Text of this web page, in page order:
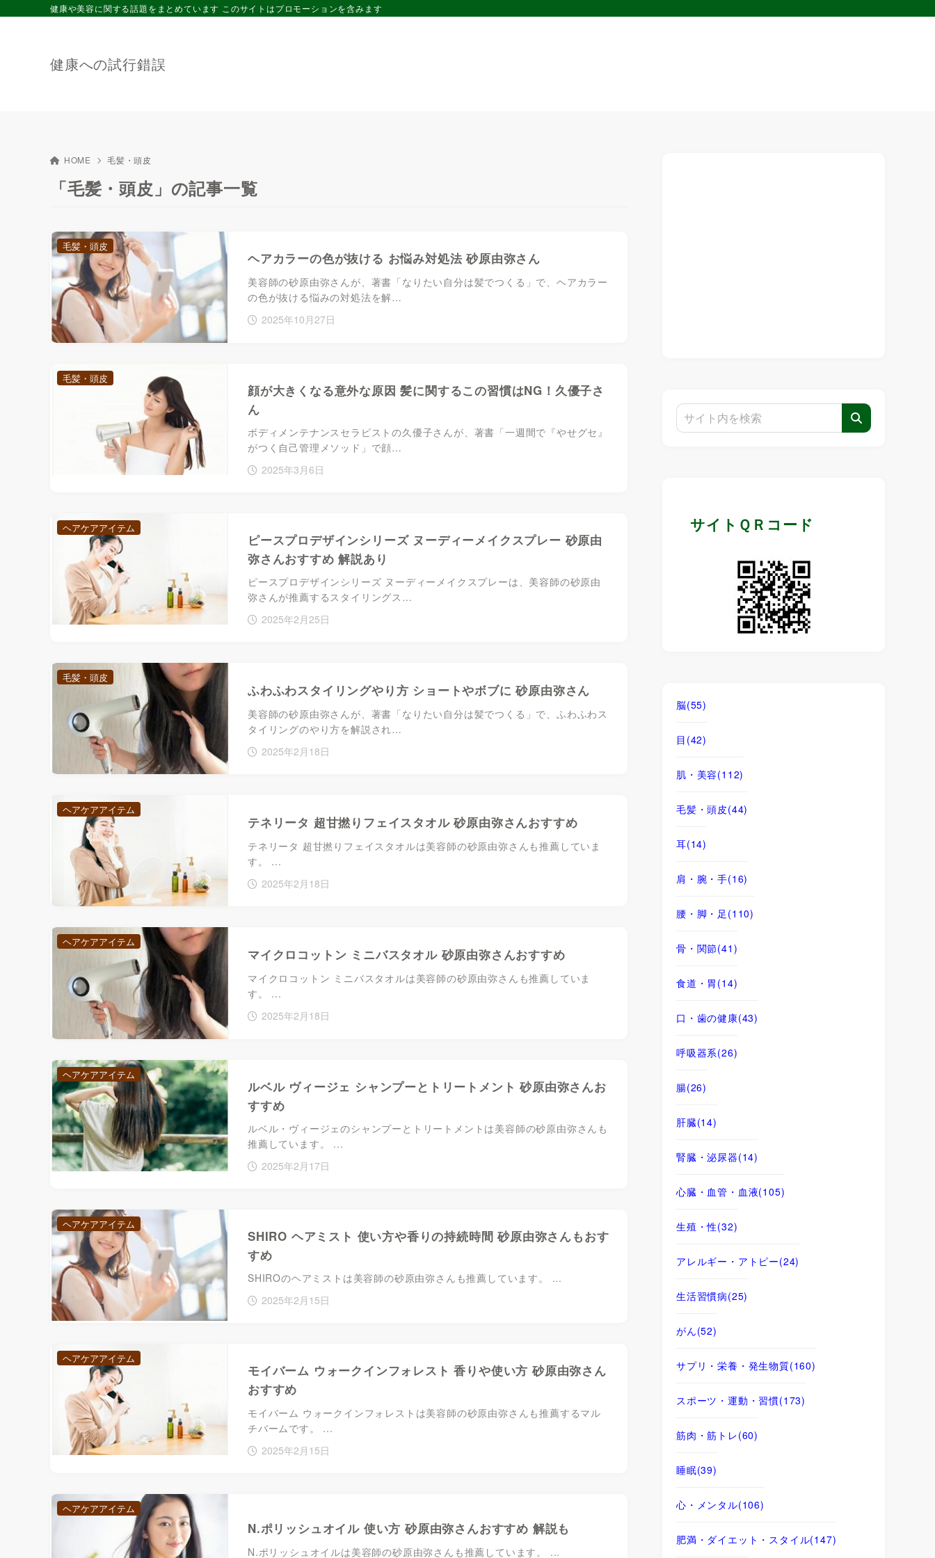
健康への試行錯誤
健康や美容に関する話題をまとめています このサイトはプロモーションを含みます
HOME 毛髪・頭皮
「毛髪・頭皮」の記事一覧
ヘアカラーの色が抜ける お悩み対処法 砂原由弥さん
美容師の砂原由弥さんが、著書「なりたい自分は髪でつくる」で、ヘアカラー
の色が抜ける悩みの対処法を解…
2025年10月27日
毛髪・頭皮
顔が大きくなる意外な原因 髪に関するこの習慣はNG！久優子さ
ん
ボディメンテナンスセラピストの久優子さんが、著書「一週間で『やせグセ』
がつく自己管理メソッド」で顔…
2025年3月6日
毛髪・頭皮
ピースプロデザインシリーズ ヌーディーメイクスプレー 砂原由
弥さんおすすめ 解説あり
ピースプロデザインシリーズ ヌーディーメイクスプレーは、美容師の砂原由
弥さんが推薦するスタイリングス…
2025年2月25日
ヘアケアアイテム
ふわふわスタイリングやり方 ショートやボブに 砂原由弥さん
美容師の砂原由弥さんが、著書「なりたい自分は髪でつくる」で、ふわふわス
タイリングのやり方を解説され…
2025年2月18日
毛髪・頭皮
テネリータ 超甘撚りフェイスタオル 砂原由弥さんおすすめ
テネリータ 超甘撚りフェイスタオルは美容師の砂原由弥さんも推薦していま
す。 ...
2025年2月18日
ヘアケアアイテム
マイクロコットン ミニバスタオル 砂原由弥さんおすすめ
マイクロコットン ミニバスタオルは美容師の砂原由弥さんも推薦していま
す。 ...
2025年2月18日
ヘアケアアイテム
ルベル ヴィージェ シャンプーとトリートメント 砂原由弥さんお
すすめ
ルベル・ヴィージェのシャンプーとトリートメントは美容師の砂原由弥さんも
推薦しています。 ...
2025年2月17日
ヘアケアアイテム
SHIRO ヘアミスト 使い方や香りの持続時間 砂原由弥さんもおす
すめ
SHIROのヘアミストは美容師の砂原由弥さんも推薦しています。 ...
2025年2月15日
ヘアケアアイテム
モイバーム ウォークインフォレスト 香りや使い方 砂原由弥さん
おすすめ
モイバーム ウォークインフォレストは美容師の砂原由弥さんも推薦するマル
チバームです。 ...
2025年2月15日
ヘアケアアイテム
N.ポリッシュオイル 使い方 砂原由弥さんおすすめ 解説も
N.ポリッシュオイルは美容師の砂原由弥さんも推薦しています。 ...
ヘアケアアイテム
サイトＱＲコード
脳(55)
目 (42)
肌・美容(112)
毛髪・頭皮(44)
耳(14)
肩・腕・手(16)
腰・脚・足 (110)
骨・関節(41)
食道・胃 (14)
口・歯の健康(43)
呼吸器系(26)
腸(26)
肝臓(14)
腎臓・泌尿器(14)
心臓・血管・血液(105)
生殖・性(32)
アレルギー・アトピー(24)
生活習慣病(25)
がん(52)
サプリ・栄養・発生物質(160)
スポーツ・運動・習慣(173)
筋肉・筋トレ(60)
睡眠(39)
心・メンタル(106)
肥満・ダイエット・スタイル(147)